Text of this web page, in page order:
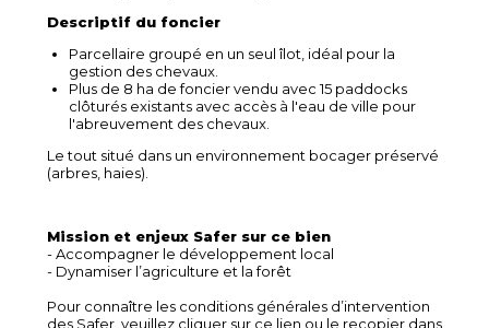
Descriptif du foncier
Parcellaire groupé en un seul îlot, idéal pour la
gestion des chevaux.
Plus de 8 ha de foncier vendu avec 15 paddocks
clôturés existants avec accès à l'eau de ville pour
l'abreuvement des chevaux.
Le tout situé dans un environnement bocager préservé
(arbres, haies).
Mission et enjeux Safer sur ce bien
- Accompagner le développement local
- Dynamiser l’agriculture et la forêt
Pour connaître les conditions générales d’intervention
des Safer, veuillez cliquer sur ce lien ou le recopier dans